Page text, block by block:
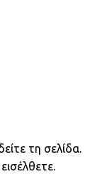
τη σελίδα.